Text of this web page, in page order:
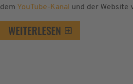
dem YouTube-Kanal und der Website
WEITERLESEN